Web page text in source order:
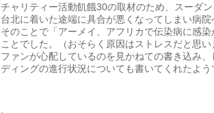
チャリティー活動飢餓30の取材のため、スーダ
台北に着いた途端に具合が悪くなってしまい病院
そのことで「アーメイ、アフリカで伝染病に感
ことでした。（おそらく原因はストレスだと思い
ファンが心配しているのを見かねての書き込み
ディングの進行状況についても書いてくれたよう